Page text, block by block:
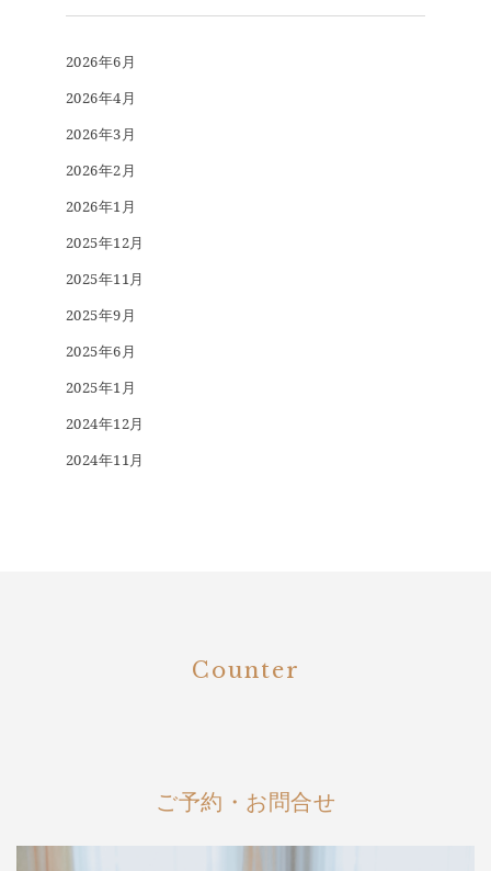
2026年6月
2026年4月
2026年3月
2026年2月
2026年1月
2025年12月
2025年11月
2025年9月
2025年6月
2025年1月
2024年12月
2024年11月
Counter
ご予約・お問合せ